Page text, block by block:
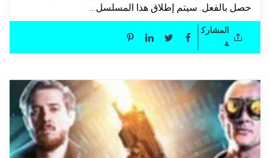
حصل بالفعل. سيتم إطلاق هذا المسلسل…
المشارك
ة